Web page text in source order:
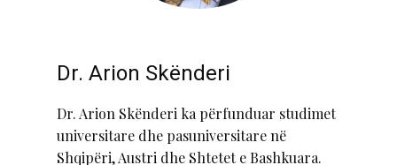
Dr. Arion Skënderi
Dr. Arion Skënderi ka përfunduar studimet
universitare dhe pasuniversitare në
Shqipëri, Austri dhe Shtetet e Bashkuara.